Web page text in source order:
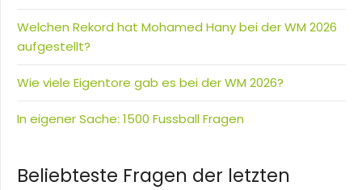
Welchen Rekord hat Mohamed Hany bei der WM 2026
aufgestellt?
Wie viele Eigentore gab es bei der WM 2026?
In eigener Sache: 1500 Fussball Fragen
Beliebteste Fragen der letzten